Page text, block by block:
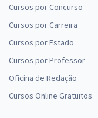
Cursos por Concurso
Cursos por Carreira
Cursos por Estado
Cursos por Professor
Oficina de Redação
Cursos Online Gratuitos